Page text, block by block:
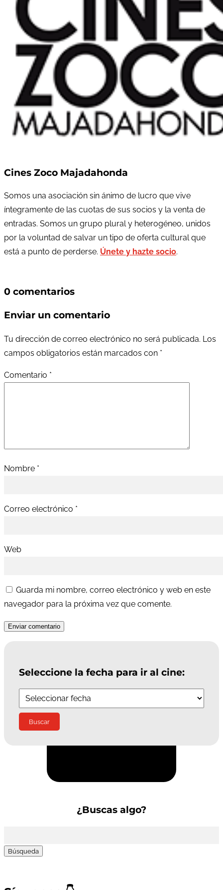
Cines Zoco Majadahonda
Somos una asociación sin ánimo de lucro que vive
íntegramente de las cuotas de sus socios y la venta de
entradas. Somos un grupo plural y heterogéneo, unidos
por la voluntad de salvar un tipo de oferta cultural que
está a punto de perderse. Únete y hazte socio.
0 comentarios
Enviar un comentario
Tu dirección de correo electrónico no será publicada. Los
campos obligatorios están marcados con *
Comentario *
Nombre *
Correo electrónico *
Web
Guarda mi nombre, correo electrónico y web en este
navegador para la próxima vez que comente.
Enviar comentario
Seleccione la fecha para ir al cine:
¿Buscas algo?